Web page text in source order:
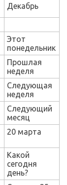
Декабрь
Этот
понедельник
Прошлая
неделя
Следующая
неделя
Следующий
месяц
20 марта
Какой
сегодня
день?